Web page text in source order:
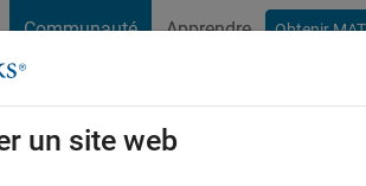
Communauté Apprendre Obtenir
Cody
Parcourir
un site web